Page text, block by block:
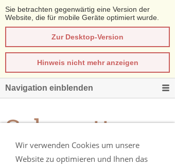
Sie betrachten gegenwärtig eine Version der
Website, die für mobile Geräte optimiert wurde.
Zur Desktop-Version
Hinweis nicht mehr anzeigen
Navigation einblenden
Salzgrotte
SO LÄUFT ES AB:
Wir verwenden Cookies um unsere
Website zu optimieren und Ihnen das